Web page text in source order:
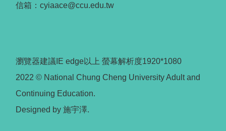
信箱：cyiaace@ccu.edu.tw
瀏覽器建議IE edge以上 螢幕解析度1920*1080
2022 © National Chung Cheng University Adult and
Continuing Education.
Designed by 施宇澤.